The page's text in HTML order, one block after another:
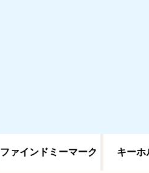
ファインドミーマーク キーホ